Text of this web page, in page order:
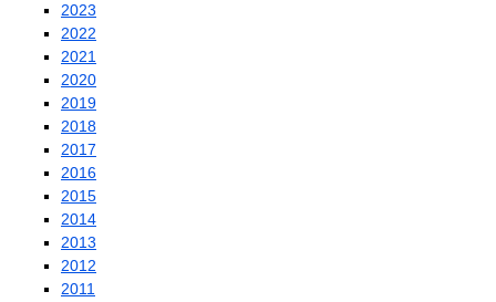
2023
2022
2021
2020
2019
2018
2017
2016
2015
2014
2013
2012
2011